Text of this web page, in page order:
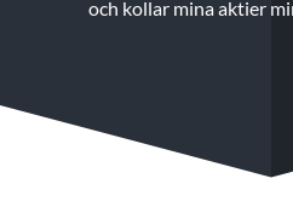
och kollar mina aktier